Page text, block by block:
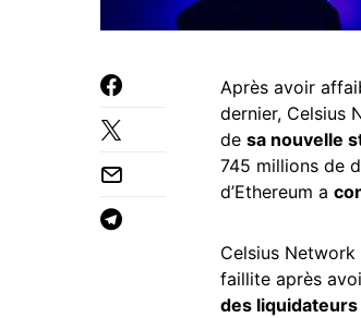
Après avoir
dernier, Celsius
de sa nouvelle
745 millions de
d’Ethereum a
Celsius
faillite après
des